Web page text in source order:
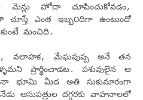
హోదా చూపించుకోవడం,
చూస్తే ఎంత ఇబ్బ౦దిగా ఉంటుందో
మంచిది.
వలాహక, మేఘపుష్ప అనే తన
ప్రార్థించాడట. పశువులైన ఆ
భూమి మీద అతి సుకుమారంగా
ఆసుపత్రుల దగ్గరకు వాహనాలలో